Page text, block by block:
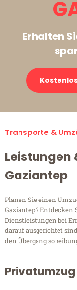
Erhalten
Transporte &
Leistungen
Gaziantep
Planen Sie einen
Gaziantep?
Dienstleistungen bei
darauf ausgerichtet
den Übergang so
Privatumzug